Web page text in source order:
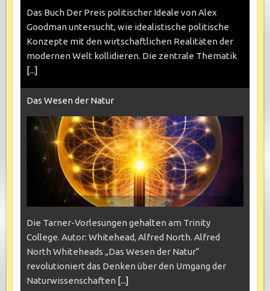
Das Buch Der Preis politischer Ideale von Alex
Goodman untersucht, wie idealistische politische
Konzepte mit den wirtschaftlichen Realitäten der
modernen Welt kollidieren. Die zentrale Thematik
[...]
Das Wesen der Natur
Die Tarner-Vorlesungen gehalten am Trinity
College. Autor: Whitehead, Alfred North. Alfred
North Whiteheads „Das Wesen der Natur“
revolutioniert das Denken über den Umgang der
Naturwissenschaften [...]